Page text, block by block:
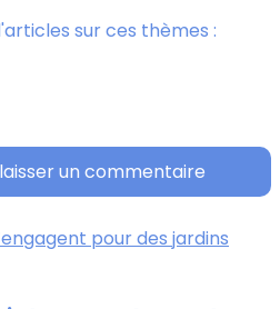
sur ces thèmes :
un commentaire